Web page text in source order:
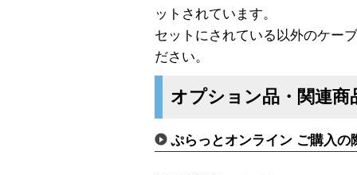
ットされています。
セットにされている以外のケー
ださい。
オプション品・関連商
ぷらっとオンライン ご購入の